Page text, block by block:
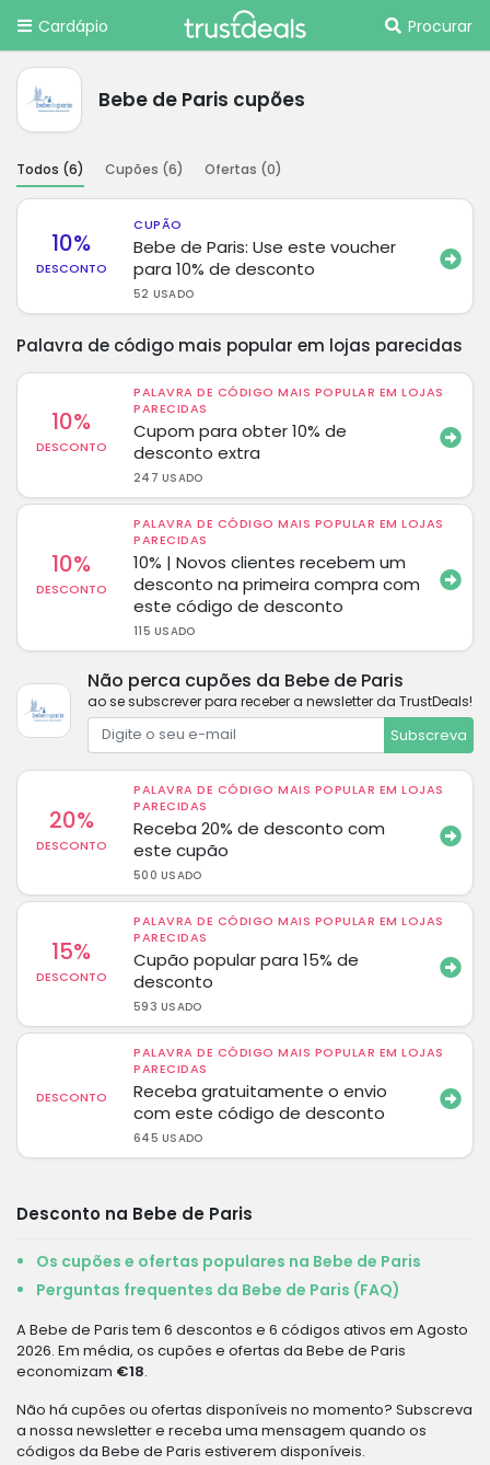
Cardápio Procurar
Bebe de Paris cupões
Todos (6) Cupões (6) Ofertas (0)
10%
DESCONTO
CUPÃO
Bebe de Paris: Use este voucher
para 10% de desconto
52 USADO
Palavra de código mais popular em lojas parecidas
10%
DESCONTO
PALAVRA DE CÓDIGO MAIS POPULAR EM LOJAS
PARECIDAS
Cupom para obter 10% de
desconto extra
247 USADO
10%
DESCONTO
PALAVRA DE CÓDIGO MAIS POPULAR EM LOJAS
PARECIDAS
10% | Novos clientes recebem um
desconto na primeira compra com
este código de desconto
115 USADO
Não perca cupões da Bebe de Paris
ao se subscrever para receber a newsletter da TrustDeals!
Subscreva
20%
DESCONTO
PALAVRA DE CÓDIGO MAIS POPULAR EM LOJAS
PARECIDAS
Receba 20% de desconto com
este cupão
500 USADO
15%
DESCONTO
PALAVRA DE CÓDIGO MAIS POPULAR EM LOJAS
PARECIDAS
Cupão popular para 15% de
desconto
593 USADO
DESCONTO
PALAVRA DE CÓDIGO MAIS POPULAR EM LOJAS
PARECIDAS
Receba gratuitamente o envio
com este código de desconto
645 USADO
Desconto na Bebe de Paris
Os cupões e ofertas populares na Bebe de Paris
Perguntas frequentes da Bebe de Paris (FAQ)
A Bebe de Paris tem 6 descontos e 6 códigos ativos em Agosto
2026. Em média, os cupões e ofertas da Bebe de Paris
economizam €18.
Não há cupões ou ofertas disponíveis no momento? Subscreva
a nossa newsletter e receba uma mensagem quando os
códigos da Bebe de Paris estiverem disponíveis.